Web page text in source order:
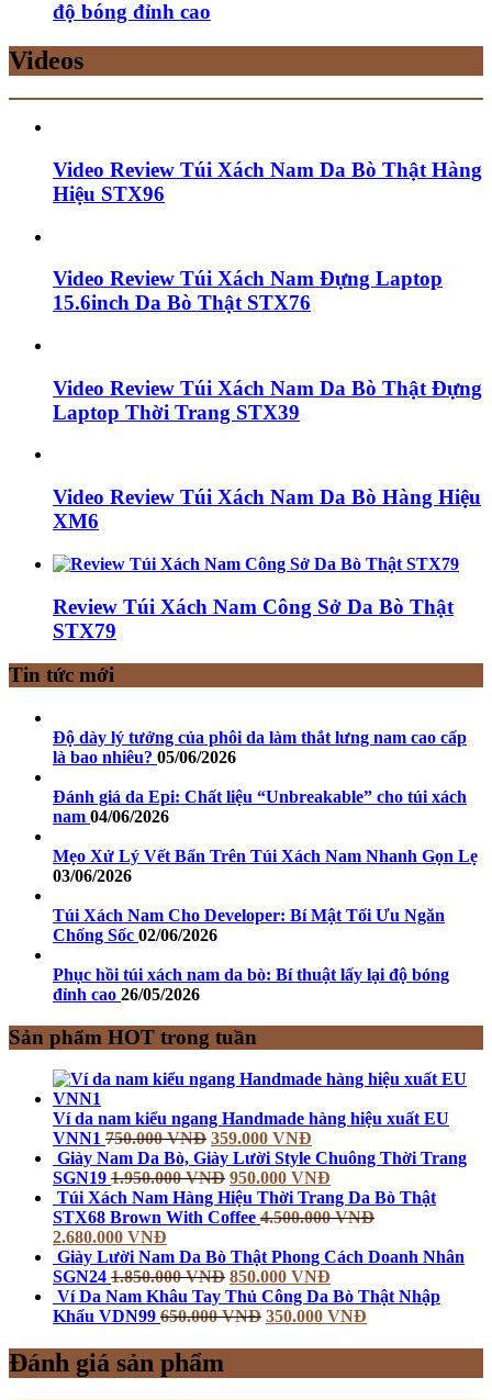
độ bóng đỉnh cao
Videos
Video Review Túi Xách Nam Da Bò Thật Hàng
Hiệu STX96
Video Review Túi Xách Nam Đựng Laptop
15.6inch Da Bò Thật STX76
Video Review Túi Xách Nam Da Bò Thật Đựng
Laptop Thời Trang STX39
Video Review Túi Xách Nam Da Bò Hàng Hiệu
XM6
Review Túi Xách Nam Công Sở Da Bò Thật
STX79
Tin tức mới
Độ dày lý tưởng của phôi da làm thắt lưng nam cao cấp
là bao nhiêu? 05/06/2026
Đánh giá da Epi: Chất liệu “Unbreakable” cho túi xách
nam 04/06/2026
Mẹo Xử Lý Vết Bẩn Trên Túi Xách Nam Nhanh Gọn Lẹ
03/06/2026
Túi Xách Nam Cho Developer: Bí Mật Tối Ưu Ngăn
Chống Sốc 02/06/2026
Phục hồi túi xách nam da bò: Bí thuật lấy lại độ bóng
đỉnh cao 26/05/2026
Sản phẩm HOT trong tuần
Ví da nam kiểu ngang Handmade hàng hiệu xuất EU
VNN1 750.000VNĐ 359.000 VNĐ
Giày Nam Da Bò, Giày Lười Style Chuông Thời Trang
SGN19 1.950.000VNĐ 950.000 VNĐ
Túi Xách Nam Hàng Hiệu Thời Trang Da Bò Thật
STX68 Brown With Coffee 4.500.000VNĐ
2.680.000 VNĐ
Giày Lười Nam Da Bò Thật Phong Cách Doanh Nhân
SGN24 1.850.000VNĐ 850.000 VNĐ
Ví Da Nam Khâu Tay Thủ Công Da Bò Thật Nhập
Khẩu VDN99 650.000VNĐ 350.000 VNĐ
Đánh giá sản phẩm